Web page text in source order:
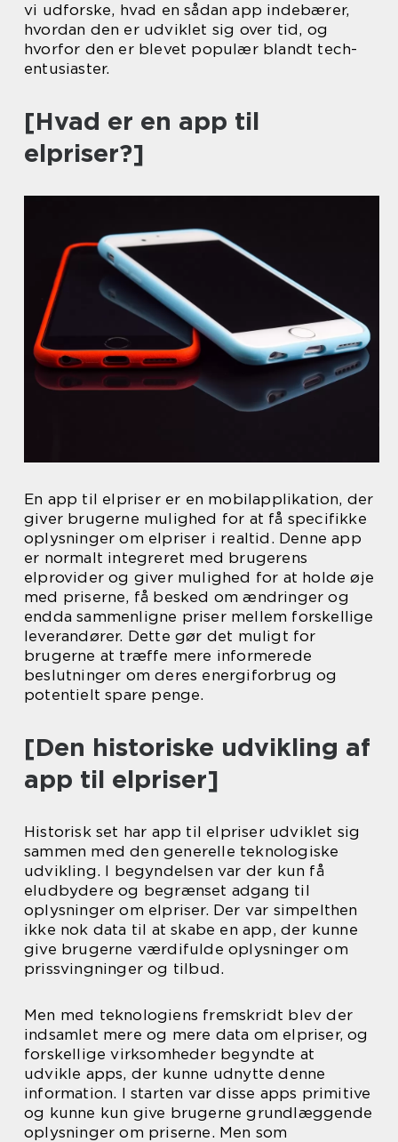
vi udforske, hvad en sådan app indebærer,
hvordan den er udviklet sig over tid, og
hvorfor den er blevet populær blandt tech-
entusiaster.
[Hvad er en app til
elpriser?]
En app til elpriser er en mobilapplikation, der
giver brugerne mulighed for at få specifikke
oplysninger om elpriser i realtid. Denne app
er normalt integreret med brugerens
elprovider og giver mulighed for at holde øje
med priserne, få besked om ændringer og
endda sammenligne priser mellem forskellige
leverandører. Dette gør det muligt for
brugerne at træffe mere informerede
beslutninger om deres energiforbrug og
potentielt spare penge.
[Den historiske udvikling af
app til elpriser]
Historisk set har app til elpriser udviklet sig
sammen med den generelle teknologiske
udvikling. I begyndelsen var der kun få
eludbydere og begrænset adgang til
oplysninger om elpriser. Der var simpelthen
ikke nok data til at skabe en app, der kunne
give brugerne værdifulde oplysninger om
prissvingninger og tilbud.
Men med teknologiens fremskridt blev der
indsamlet mere og mere data om elpriser, og
forskellige virksomheder begyndte at
udvikle apps, der kunne udnytte denne
information. I starten var disse apps primitive
og kunne kun give brugerne grundlæggende
oplysninger om priserne. Men som